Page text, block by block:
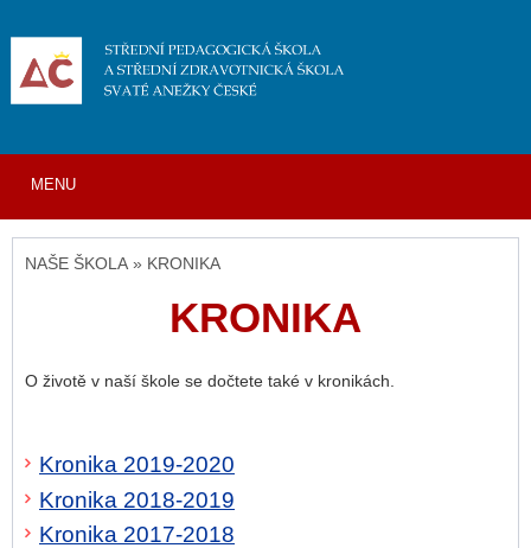
NAŠE ŠKOLA » KRONIKA
KRONIKA
O životě v naší škole se dočtete také v kronikách.
Kronika 2019-2020
Kronika 2018-2019
Kronika 2017-2018
MENU